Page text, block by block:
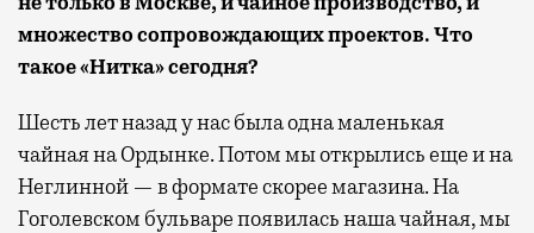
множество сопровождающих проектов. Что
такое «Нитка» сегодня?
Шесть лет назад у нас была одна маленькая
чайная на Ордынке. Потом мы открылись еще и на
Неглинной — в формате скорее магазина. На
Гоголевском бульваре появилась наша чайная, мы